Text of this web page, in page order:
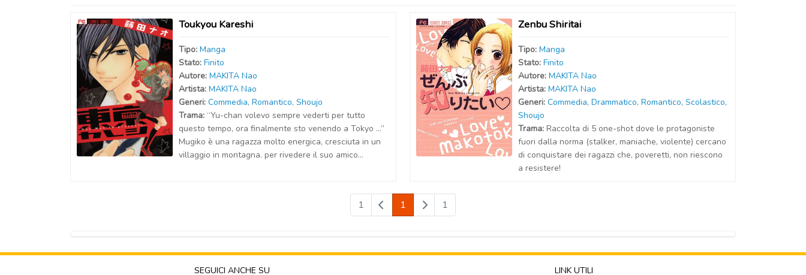
Toukyou Kareshi
Tipo: Manga
Stato: Finito
Autore: MAKITA Nao
Artista: MAKITA Nao
Generi: Commedia, Romantico, Shoujo
Trama: “Yu-chan volevo sempre vederti per tutto
questo tempo, ora finalmente sto venendo a Tokyo …”
Mugiko è ​​una ragazza molto energica, cresciuta in un
villaggio in montagna. per rivedere il suo amico...
Zenbu Shiritai
Tipo:Manga
Stato:Finito
Autore:MAKITA Nao
Artista:MAKITA Nao
Generi:Commedia,Drammatico,Romantico,Scolastico,
Shoujo
Trama:Raccolta di 5 one-shot dove le protagoniste
fuori dalla norma (stalker, maniache, violente) cercano
di conquistare dei ragazzi che, poveretti, non riescono
a resistere!
1 1 1
SEGUICI ANCHE SU LINK UTILI